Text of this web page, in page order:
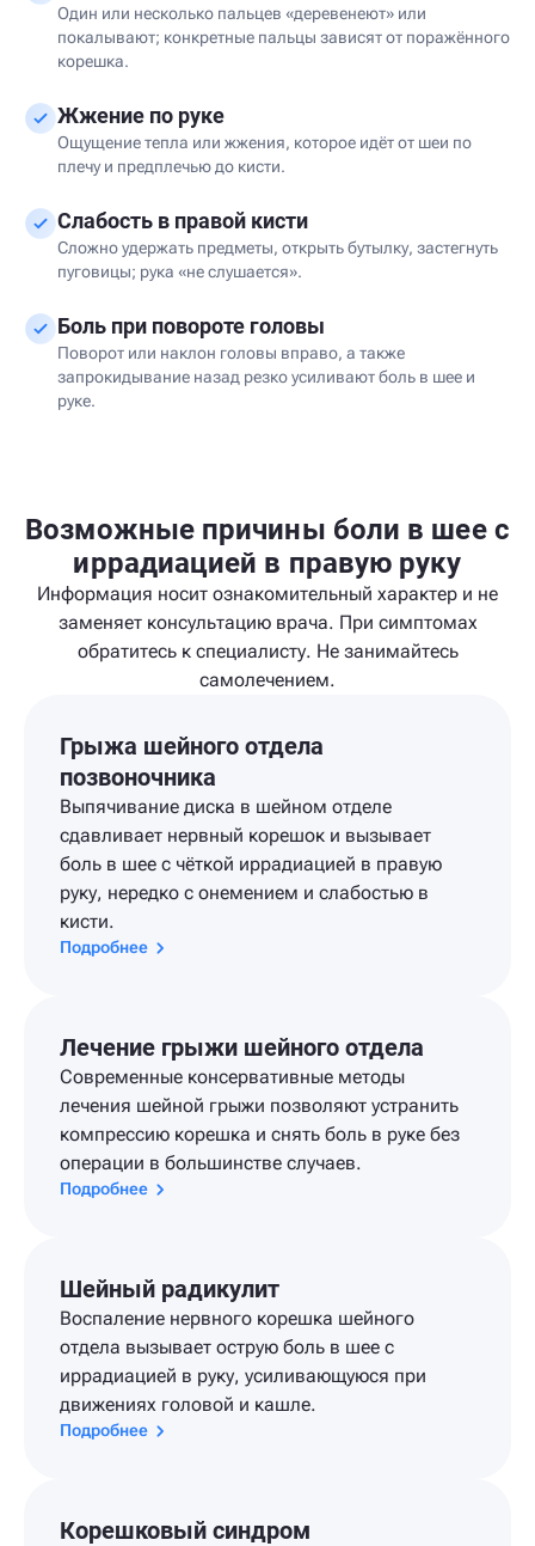
Один или несколько пальцев «деревенеют» или
покалывают; конкретные пальцы зависят от поражённого
корешка.
Жжение по руке
Ощущение тепла или жжения, которое идёт от шеи по
плечу и предплечью до кисти.
Слабость в правой кисти
Сложно удержать предметы, открыть бутылку, застегнуть
пуговицы; рука «не слушается».
Боль при повороте головы
Поворот или наклон головы вправо, а также
запрокидывание назад резко усиливают боль в шее и
руке.
Возможные причины боли в шее с
иррадиацией в правую руку
Информация носит ознакомительный характер и не
заменяет консультацию врача. При симптомах
обратитесь к специалисту. Не занимайтесь
самолечением.
Грыжа шейного отдела
позвоночника
Выпячивание диска в шейном отделе
сдавливает нервный корешок и вызывает
боль в шее с чёткой иррадиацией в правую
руку, нередко с онемением и слабостью в
кисти.
Подробнее
Лечение грыжи шейного отдела
Современные консервативные методы
лечения шейной грыжи позволяют устранить
компрессию корешка и снять боль в руке без
операции в большинстве случаев.
Подробнее
Шейный радикулит
Воспаление нервного корешка шейного
отдела вызывает острую боль в шее с
иррадиацией в руку, усиливающуюся при
движениях головой и кашле.
Подробнее
Корешковый синдром